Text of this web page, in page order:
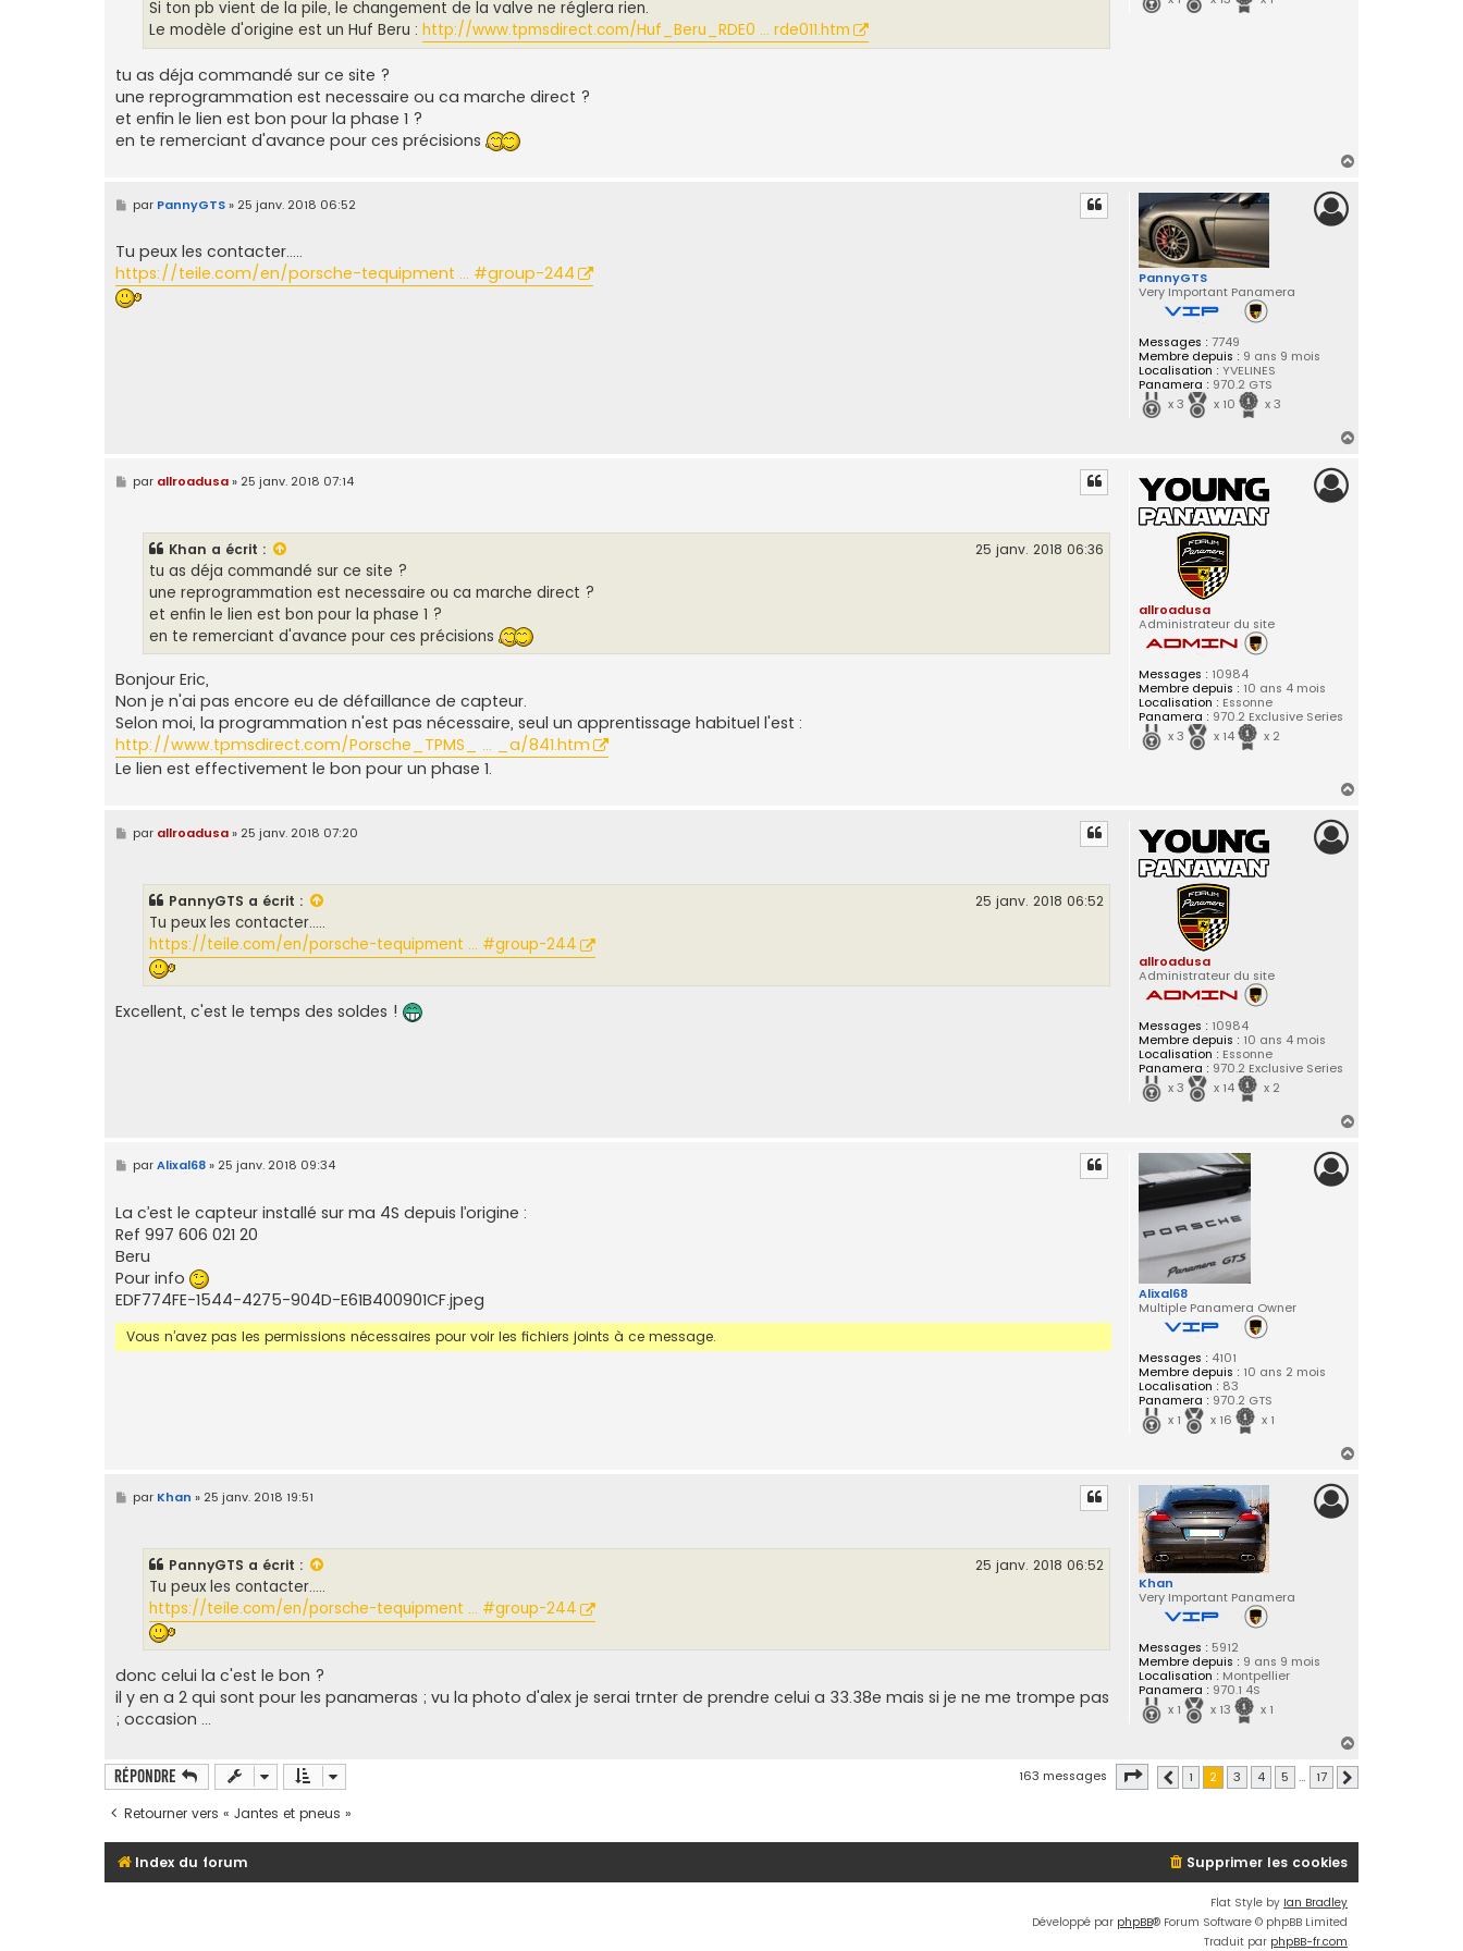
Si ton pb vient de la pile, le changement de la valve ne réglera rien.
Le modèle d'origine est un Huf Beru : http://www.tpmsdirect.com/Huf_Beru_RDE0 ... rde011.htm
tu as déja commandé sur ce site ?
une reprogrammation est necessaire ou ca marche direct ?
et enfin le lien est bon pour la phase 1 ?
en te remerciant d'avance pour ces précisions
PannyGTS
Very Important Panamera
Messages : 7749
Membre depuis : 9 ans 9 mois
Localisation : YVELINES
Panamera : 970.2 GTS
x 3
x 10 x 3
M
e
s
a
g
e
par PannyGTS» 25 janv. 2018 06:52
Tu peux les contacter.....
https://teile.com/en/porsche-tequipment ... #group-244
allroadusa
Administrateur du site
Messages : 10984
Membre depuis : 10 ans 4 mois
Localisation : Essonne
Panamera : 970.2 Exclusive Series
x 3
x 14 x 2
M
e
par allroadusa» 25 janv. 2018 07:14
Khan a écrit : 25 janv. 2018 06:36
tu as déja commandé sur ce site ?
une reprogrammation est necessaire ou ca marche direct ?
et enfin le lien est bon pour la phase 1 ?
en te remerciant d'avance pour ces précisions
Bonjour Eric,
Non je n'ai pas encore eu de défaillance de capteur.
Selon moi, la programmation n'est pas nécessaire, seul un apprentissage habituel l'est :
http://www.tpmsdirect.com/Porsche_TPMS_ ... _a/841.htm
Le lien est effectivement le bon pour un phase 1.
allroadusa
Administrateur du site
Messages : 10984
Membre depuis : 10 ans 4 mois
Localisation : Essonne
Panamera : 970.2 Exclusive Series
x 3
x 14 x 2
M
e
par allroadusa» 25 janv. 2018 07:20
PannyGTS a écrit : 25 janv. 2018 06:52
Tu peux les contacter.....
https://teile.com/en/porsche-tequipment ... #group-244
Excellent, c'est le temps des soldes !
Alixal68
Multiple Panamera Owner
Messages : 4101
Membre depuis : 10 ans 2 mois
Localisation : 83
Panamera : 970.2 GTS
x 1
x 16 x 1
M
e
s
a
g
e
parAlixal68» 25 janv. 2018 09:34
La c’est le capteur installé sur ma 4S depuis l’origine :
Ref 997 606 021 20
Beru
Pour info
EDF774FE-1544-4275-904D-E61B400901CF.jpeg
Vous n’avez pas les permissions nécessaires pour voir les fichiers joints à ce message.
Khan
Very Important Panamera
Messages : 5912
Membre depuis : 9 ans 9 mois
Localisation : Montpellier
Panamera : 970.1 4S
x 1
x 13 x 1
M
e
par Khan » 25 janv. 2018 19:51
PannyGTS a écrit : 25 janv. 2018 06:52
Tu peux les contacter.....
https://teile.com/en/porsche-tequipment ... #group-244
donc celui la c'est le bon ?
il y en a 2 qui sont pour les panameras ; vu la photo d'alex je serai trnter de prendre celui a 33.38e mais si je ne me trompe pas
; occasion ...
a
Répondre 163 messages Page sur 17
Précédente
1 2 3 4 5 … 17
Retourner vers « Jantes et pneus »
Index du forum Supprimer les cookies
Flat Style by Ian Bradley
Développé par phpBB® Forum Software © phpBB Limited
Traduit par phpBB-fr.com